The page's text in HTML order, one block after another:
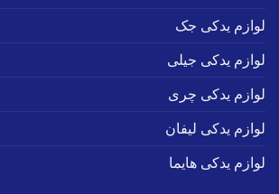
لوازم یدکی جک
لوازم یدکی جیلی
لوازم یدکی چری
لوازم یدکی لیفان
لوازم یدکی هایما